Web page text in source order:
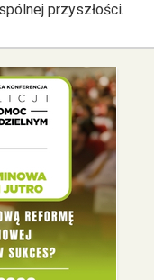
przyszłości.